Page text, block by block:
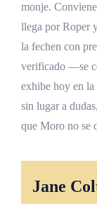
monje.
llega por Roper
la fechen con
verificado —se
exhibe hoy en
sin lugar a
que Moro no se
Jane